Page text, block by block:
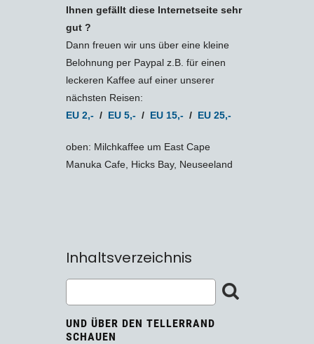
Ihnen gefällt diese Internetseite sehr
gut ?
Dann freuen wir uns über eine kleine
Belohnung per Paypal z.B. für einen
leckeren Kaffee auf einer unserer
nächsten Reisen:
EU 2,- / EU 5,- / EU 15,- / EU 25,-
oben: Milchkaffee um East Cape
Manuka Cafe, Hicks Bay, Neuseeland
Inhaltsverzeichnis
UND ÜBER DEN TELLERRAND
SCHAUEN